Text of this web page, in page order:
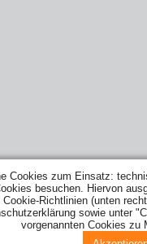
Cookies zum Einsatz:
besuchen. Hiervon
Richtlinien (unten
sowie unter
vorgenannten Cookies zu